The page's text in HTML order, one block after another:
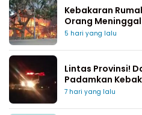
Kebakaran
Orang
5 hari yang lalu
Lintas Provinsi!
Padamkan
7 hari yang lalu